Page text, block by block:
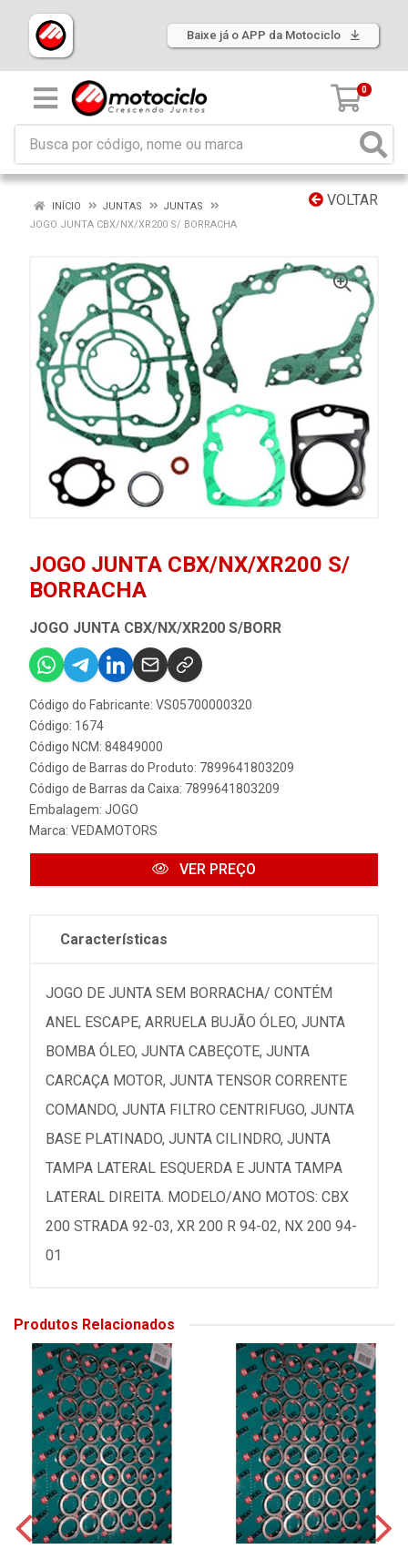
Baixe já o APP da Motociclo
0
VOLTAR
INÍCIO JUNTAS
JUNTAS
JOGO JUNTA CBX/NX/XR200 S/ BORRACHA
JOGO JUNTA CBX/NX/XR200 S/
BORRACHA
JOGO JUNTA CBX/NX/XR200 S/BORR
Código do Fabricante: VS05700000320
Código: 1674
Código NCM: 84849000
Código de Barras do Produto: 7899641803209
Código de Barras da Caixa: 7899641803209
Embalagem: JOGO
Marca: VEDAMOTORS
VER PREÇO
Características
JOGO DE JUNTA SEM BORRACHA/ CONTÉM
ANEL ESCAPE, ARRUELA BUJÃO ÓLEO, JUNTA
BOMBA ÓLEO, JUNTA CABEÇOTE, JUNTA
CARCAÇA MOTOR, JUNTA TENSOR CORRENTE
COMANDO, JUNTA FILTRO CENTRIFUGO, JUNTA
BASE PLATINADO, JUNTA CILINDRO, JUNTA
TAMPA LATERAL ESQUERDA E JUNTA TAMPA
LATERAL DIREITA. MODELO/ANO MOTOS: CBX
200 STRADA 92-03, XR 200 R 94-02, NX 200 94-
01
Produtos Relacionados